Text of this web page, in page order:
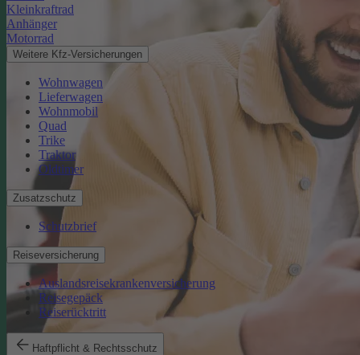
Kleinkraftrad
Anhänger
Motorrad
Weitere Kfz-Versicherungen
Wohnwagen
Lieferwagen
Wohnmobil
Quad
Trike
Traktor
Oldtimer
Zusatzschutz
Schutzbrief
Reiseversicherung
Auslandsreisekrankenversicherung
Reisegepäck
Reiserücktritt
Haftpflicht & Rechtsschutz